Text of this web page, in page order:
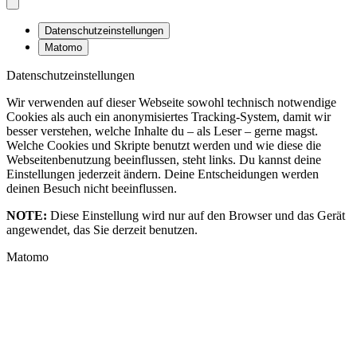
Datenschutzeinstellungen
Matomo
Datenschutzeinstellungen
Wir verwenden auf dieser Webseite sowohl technisch notwendige
Cookies als auch ein anonymisiertes Tracking-System, damit wir
besser verstehen, welche Inhalte du – als Leser – gerne magst.
Welche Cookies und Skripte benutzt werden und wie diese die
Webseitenbenutzung beeinflussen, steht links. Du kannst deine
Einstellungen jederzeit ändern. Deine Entscheidungen werden
deinen Besuch nicht beeinflussen.
NOTE: Diese Einstellung wird nur auf den Browser und das Gerät
angewendet, das Sie derzeit benutzen.
Matomo